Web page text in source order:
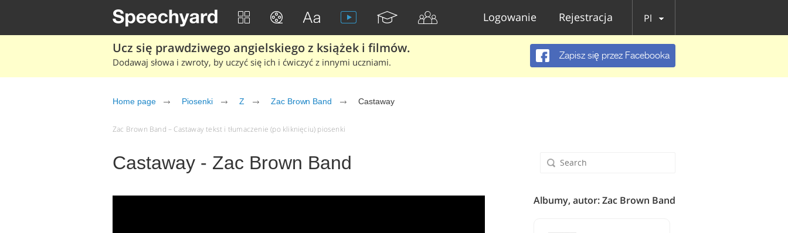
Logowanie Rejestracja Pl
Ucz się prawdziwego angielskiego z książek i filmów.
Dodawaj słowa i zwroty, by uczyć się ich i ćwiczyć z innymi uczniami.
Zapisz się przez Facebooka
Home page Piosenki Z Zac Brown Band Castaway
Zac Brown Band – Castaway tekst i tłumaczenie (po kliknięciu) piosenki
Castaway - Zac Brown Band
Albumy, autor: Zac Brown Band